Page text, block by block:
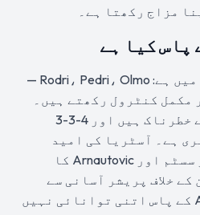
مزاج رکھتا ہے۔
پاس کیا ہے
اسپین کی طاقت مڈفیلڈ میں ہے: Rodri، Pedri، Olmo —
مکمل کنٹرول رکھتے ہیں۔
Yamal اور Oyarzabal آگے خطرناک ہیں اور 4-3-3
ہے۔ آسٹریا کی امید
Rangnick کا ہائی پریشر سسٹم اور Arnautovic کا
خلاف پریشر آسانی سے
ٹوٹتا ہے اور Arnautovic کے پاس اتنی توانائی نہیں